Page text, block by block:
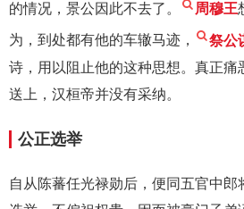
的情况，景公因此不去了。 周穆王
为，到处都有他的车辙马迹， 祭公
诗，用以阻止他的这种思想。真正痛
送上，汉桓帝并没有采纳。
公正选举
自从陈蕃任光禄勋后，便同五官中郎